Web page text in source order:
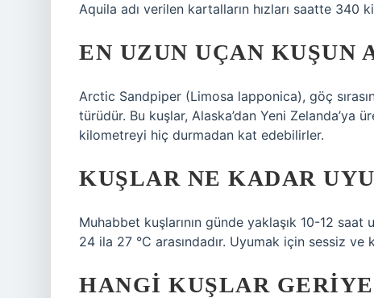
Aquila adı verilen kartalların hızları saatte 340
EN UZUN UÇAN KUŞUN
Arctic Sandpiper (Limosa lapponica), göç
türüdür. Bu kuşlar, Alaska’dan Yeni Zelanda’ya
kilometreyi hiç durmadan kat edebilirler.
KUŞLAR NE KADAR
Muhabbet kuşlarının günde yaklaşık 10-12 saat
24 ila 27 °C arasındadır. Uyumak için sessiz ve
HANGI KUŞLAR